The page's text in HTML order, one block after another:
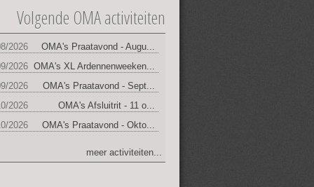
Volgende OMA activiteiten
2026
OMA's Praatavond - Augu...
2026 OMA's XL Ardennenweeken...
2026
OMA's Praatavond - Sept...
2026
OMA's Afsluitrit - 11 o...
2026
OMA's Praatavond - Okto...
meer activiteiten...